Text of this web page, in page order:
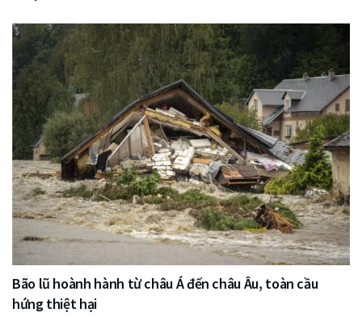
Bão lũ hoành hành từ châu Á đến châu Âu, toàn cầu
hứng thiệt hại